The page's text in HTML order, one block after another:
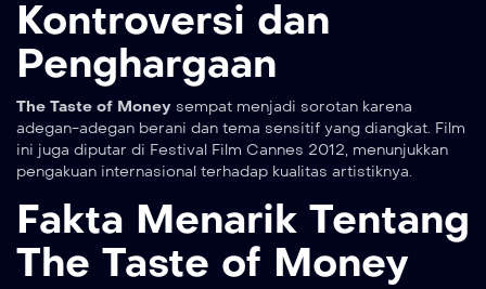
Kontroversi dan
Penghargaan
The Taste of Money sempat menjadi sorotan karena
adegan-adegan berani dan tema sensitif yang diangkat. Film
ini juga diputar di Festival Film Cannes 2012, menunjukkan
pengakuan internasional terhadap kualitas artistiknya.
Fakta Menarik Tentang
The Taste of Money